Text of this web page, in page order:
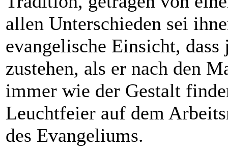
allen Unterschieden sei
evangelische Einsicht,
zustehen, als er nach den
immer wie der Gestalt
Leuchtfeier auf dem
des Evangeliums.